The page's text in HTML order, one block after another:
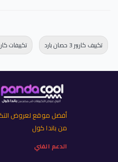
تكييف كاريير 3 حصان بارد تكييفات كاريير
أفضل موقع لعروض
من باندا كول
الدعم الفني